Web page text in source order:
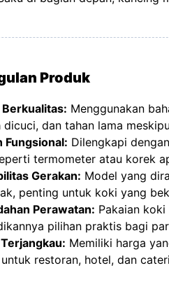
Produk
Berkualitas: Menggunakan
dicuci, dan tahan lama
Fungsional: Dilengkapi
termometer atau korek
Gerakan: Model yang
penting untuk koki yang
Perawatan: Pakaian
pilihan praktis bagi
Memiliki harga
restoran, hotel, dan